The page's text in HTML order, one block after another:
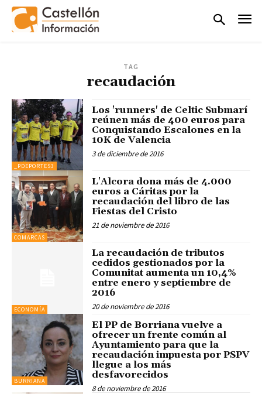
TAG
recaudación
_PDEPORTES3
Los 'runners' de Celtic Submarí
reúnen más de 400 euros para
Conquistando Escalones en la
10K de Valencia
3 de diciembre de 2016
COMARCAS
L'Alcora dona más de 4.000
euros a Cáritas por la
recaudación del libro de las
Fiestas del Cristo
21 de noviembre de 2016
ECONOMÍA
La recaudación de tributos
cedidos gestionados por la
Comunitat aumenta un 10,4%
entre enero y septiembre de
2016
20 de noviembre de 2016
BURRIANA
El PP de Borriana vuelve a
ofrecer un frente común al
Ayuntamiento para que la
recaudación impuesta por PSPV
llegue a los más
desfavorecidos
8 de noviembre de 2016